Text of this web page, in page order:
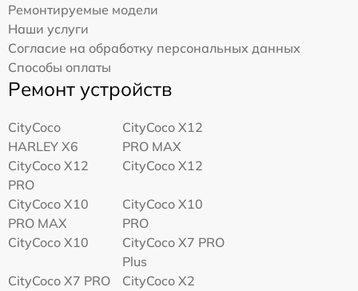
Ремонтируемые модели
Наши услуги
Согласие на обработку персональных данных
Способы оплаты
Ремонт устройств
CityCoco
HARLEY X6
CityCoco X12
PRO MAX
CityCoco X12
PRO
CityCoco X12
CityCoco X10
PRO MAX
CityCoco X10
PRO
CityCoco X10
CityCoco X7 PRO
Plus
CityCoco X7 PRO
CityCoco X2